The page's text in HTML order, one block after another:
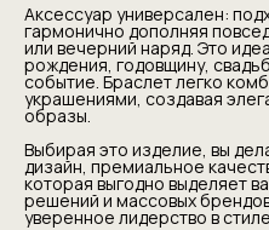
Аксессуар универсален:
гармонично дополняя
или вечерний наряд. Это
рождения, годовщину,
событие. Браслет легко
украшениями, создавая
образы.
Выбирая это изделие, вы
дизайн, премиальное
которая выгодно выделяет
решений и массовых
уверенное лидерство в